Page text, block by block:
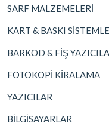
SARF MALZEMELERİ
KART & BASKI
BARKOD & FİŞ
FOTOKOPİ KİRALAMA
YAZICILAR
BİLGİSAYARLAR